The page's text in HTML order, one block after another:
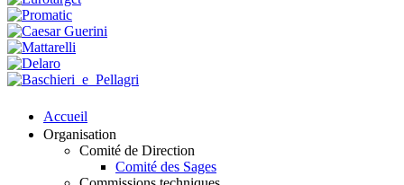
Accueil
Organisation
Comité de Direction
Comité des Sages